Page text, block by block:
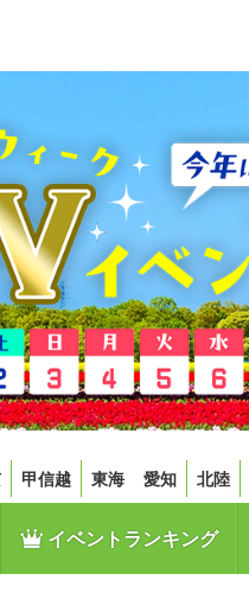
甲信越 東海 愛知 北陸
イベントランキング